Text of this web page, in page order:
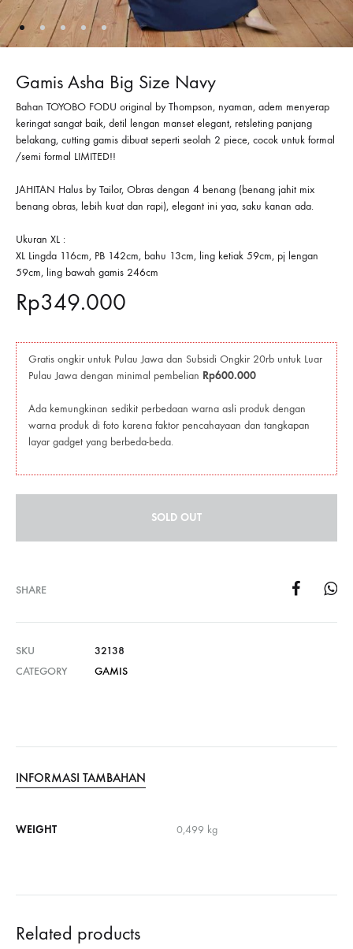
Gamis Asha Big Size Navy
Bahan TOYOBO FODU original by Thompson, nyaman, adem menyerap
keringat sangat baik, detil lengan manset elegant, retsleting panjang
belakang, cutting gamis dibuat seperti seolah 2 piece, cocok untuk formal
/semi formal LIMITED!!
JAHITAN Halus by Tailor, Obras dengan 4 benang (benang jahit mix
benang obras, lebih kuat dan rapi), elegant ini yaa, saku kanan ada.
Ukuran XL :
XL Lingda 116cm, PB 142cm, bahu 13cm, ling ketiak 59cm, pj lengan
59cm, ling bawah gamis 246cm
Rp349.000
Gratis ongkir untuk Pulau Jawa dan Subsidi Ongkir 20rb untuk Luar
Pulau Jawa dengan minimal pembelian Rp600.000
Ada kemungkinan sedikit perbedaan warna asli produk dengan
warna produk di foto karena faktor pencahayaan dan tangkapan
layar gadget yang berbeda-beda.
SOLD OUT
SHARE
SKU
32138
CATEGORY
GAMIS
INFORMASI TAMBAHAN
WEIGHT 0,499 kg
Related products